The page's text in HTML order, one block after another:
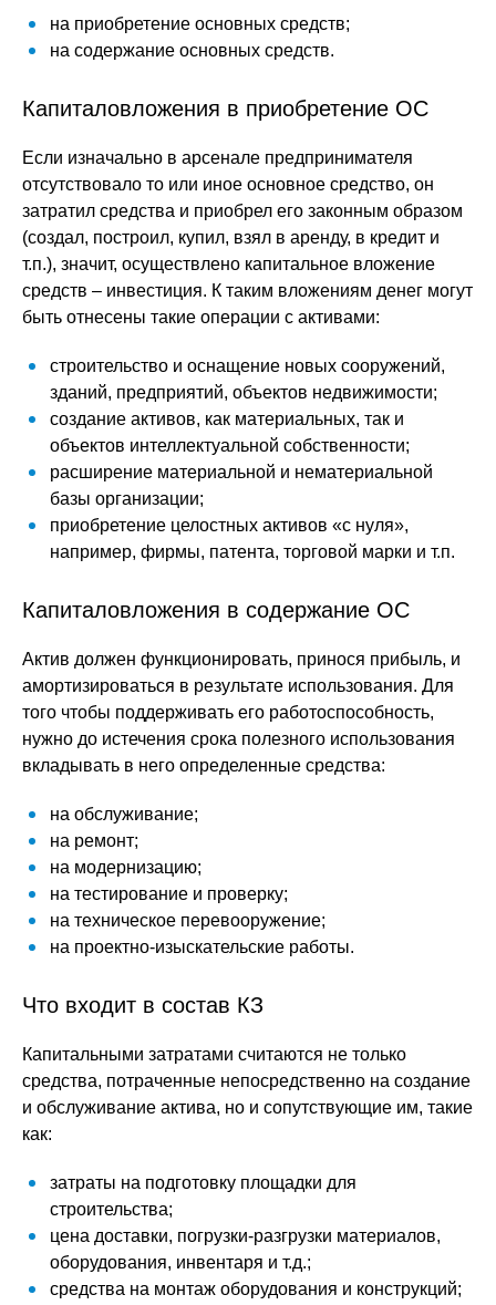
на приобретение основных средств;
на содержание основных средств.
Капиталовложения в приобретение ОС
Если изначально в арсенале предпринимателя
отсутствовало то или иное основное средство, он
затратил средства и приобрел его законным образом
(создал, построил, купил, взял в аренду, в кредит и
т.п.), значит, осуществлено капитальное вложение
средств – инвестиция. К таким вложениям денег могут
быть отнесены такие операции с активами:
строительство и оснащение новых сооружений,
зданий, предприятий, объектов недвижимости;
создание активов, как материальных, так и
объектов интеллектуальной собственности;
расширение материальной и нематериальной
базы организации;
приобретение целостных активов «с нуля»,
например, фирмы, патента, торговой марки и т.п.
Капиталовложения в содержание ОС
Актив должен функционировать, принося прибыль, и
амортизироваться в результате использования. Для
того чтобы поддерживать его работоспособность,
нужно до истечения срока полезного использования
вкладывать в него определенные средства:
на обслуживание;
на ремонт;
на модернизацию;
на тестирование и проверку;
на техническое перевооружение;
на проектно-изыскательские работы.
Что входит в состав КЗ
Капитальными затратами считаются не только
средства, потраченные непосредственно на создание
и обслуживание актива, но и сопутствующие им, такие
как:
затраты на подготовку площадки для
строительства;
цена доставки, погрузки-разгрузки материалов,
оборудования, инвентаря и т.д.;
средства на монтаж оборудования и конструкций;